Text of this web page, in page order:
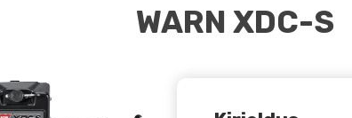
WARN XDC-S